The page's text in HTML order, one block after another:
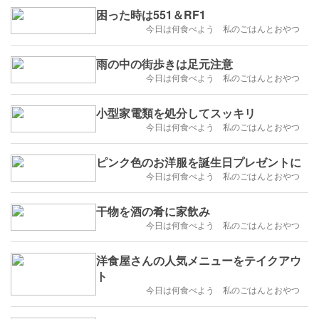
困った時は551＆RF1
今日は何食べよう 私のごはんとおやつ
雨の中の街歩きは足元注意
今日は何食べよう 私のごはんとおやつ
小型家電類を処分してスッキリ
今日は何食べよう 私のごはんとおやつ
ピンク色のお洋服を誕生日プレゼントに
今日は何食べよう 私のごはんとおやつ
干物を酒の肴に家飲み
今日は何食べよう 私のごはんとおやつ
洋食屋さんの人気メニューをテイクアウ
ト
今日は何食べよう 私のごはんとおやつ